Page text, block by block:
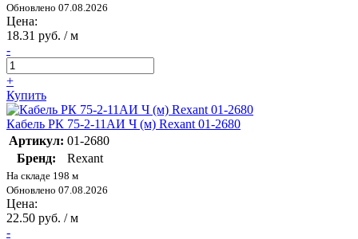
Обновлено 07.08.2026
Цена:
18.31 руб. / м
-
+
Купить
Кабель РК 75-2-11АИ Ч (м) Rexant 01-2680
Артикул: 01-2680
Бренд:
Rexant
На складе 198 м
Обновлено 07.08.2026
Цена:
22.50 руб. / м
-